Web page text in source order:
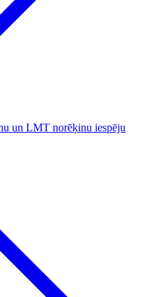
un LMT norēķinu iespēju